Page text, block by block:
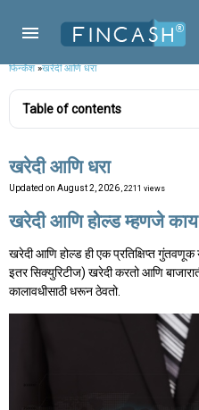
फिन्कॅश»खरेदी आणि धरा
Table of contents
खरेदी आणि धरा
Updated on August 2, 2026 , 2211 views
खरेदी आणि होल्ड म्हणजे
खरेदी आणि होल्ड ही एक प्रतिक्षिप्त
इतर सिक्युरिटीज) खरेदी करतो आणि
कालावधीसाठी धरून ठेवतो.